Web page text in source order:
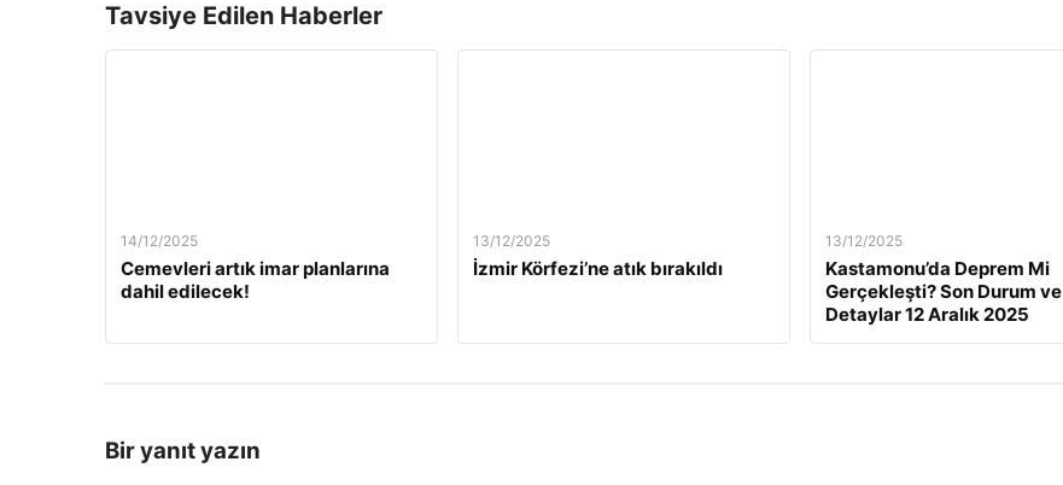
Tavsiye Edilen Haberler
14/12/2025
Cemevleri artık imar planlarına
dahil edilecek!
13/12/2025
İzmir Körfezi’ne atık bırakıldı
13/12/2025
Kastamonu’da Deprem Mi
Gerçekleşti? Son Durum ve
Detaylar 12 Aralık 2025
Bir yanıt yazın